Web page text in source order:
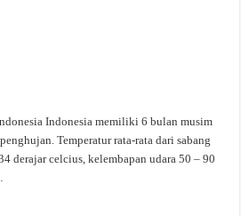
Indonesia memiliki 6 bulan musim
Temperatur rata-rata dari sabang
derajar celcius, kelembapan udara 50 – 90